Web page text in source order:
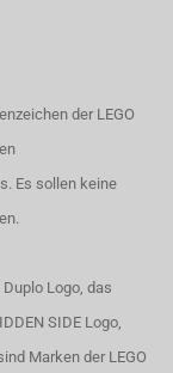
der LEGO
Es sollen keine
Duplo Logo, das
SIDE Logo,
Marken der LEGO